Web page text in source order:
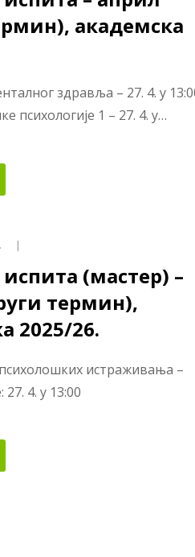
академска
здравља – 27. 4. у
психологије 1 – 27. 4. у…
|
(мастер) –
термин),
2025/26.
истраживања –
4. у 13:00